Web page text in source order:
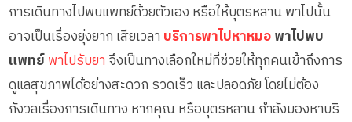
การเดินทางไปพบแพทย์ด้วยตัวเอง หรือให้บุตรหลาน พาไปนั้น
อาจเป็นเรื่องยุ่งยาก เสียเวลา บริการพาไปหาหมอพาไปพบ
แพทย์พาไปรับยา จึงเป็นทางเลือกใหม่ที่ช่วยให้ทุกคนเข้าถึงการ
ดูแลสุขภาพได้อย่างสะดวก รวดเร็ว และปลอดภัย โดยไม่ต้อง
กังวลเรื่องการเดินทาง หากคุณ หรือบุตรหลาน กำลังมองหาบริ